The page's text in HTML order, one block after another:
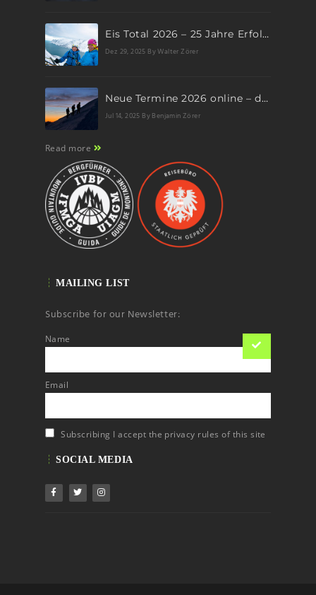
Eis Total 2026 – 25 Jahre Erfolgsgeschichte im steilen Eis
Dez 29, 2025 By Walter Zörer
Neue Termine 2026 online – dein nächstes Abenteuer wartet!
Jul 14, 2025 By Benjamin Zörer
Read more
MAILING LIST
Subscribe for our Newsletter:
Name
Email
Subscribing I accept the privacy rules of this site
SOCIAL MEDIA